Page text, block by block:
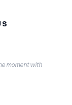
moment with